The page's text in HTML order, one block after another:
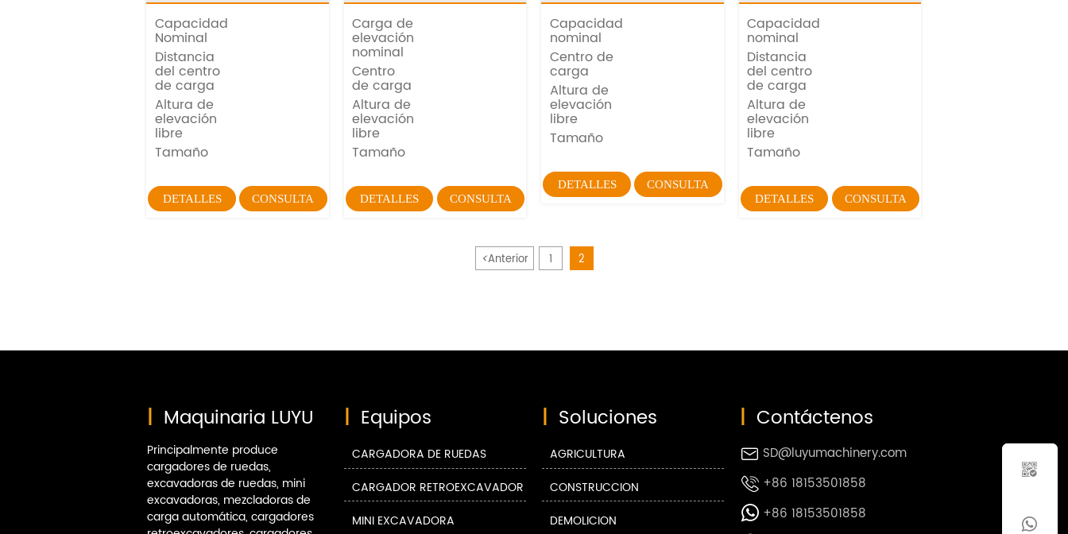
de 5 toneladas
Capacidad
Nominal
Distancia
del centro
de carga
Altura de
elevación
libre
Tamaño
DETALLES CONSULTA
toneladas
Carga de
elevación
nominal
Centro
de carga
Altura de
elevación
libre
Tamaño
DETALLES CONSULTA
toneladas
Capacidad
nominal
Centro de
carga
Altura de
elevación
libre
Tamaño
DETALLES CONSULTA
de 10 toneladas
Capacidad
nominal
Distancia
del centro
de carga
Altura de
elevación
libre
Tamaño
DETALLES CONSULTA
<Anterior 1 2
| Maquinaria LUYU
Principalmente produce
cargadores de ruedas,
excavadoras de ruedas, mini
excavadoras, mezcladoras de
carga automática, cargadores
| Equipos
CARGADORA DE RUEDAS
CARGADOR RETROEXCAVADOR
MINI EXCAVADORA
| Soluciones
AGRICULTURA
CONSTRUCCIÓN
DEMOLICIÓN
| Contáctenos
 SD@luyumachinery.com
 +86 18153501858
 +86 18153501858

